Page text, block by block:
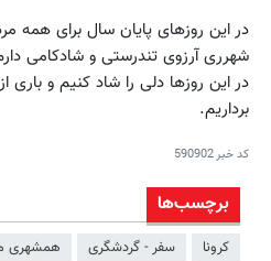
در این روزهای پایان سال برای همه
شهرری آرزوی تندرستی و شادکامی
در این روزها دلی را شاد کنیم و
برداریم.
کد خبر590902
برچسب‌ها
کرونا سفر - گردشگری همشهری